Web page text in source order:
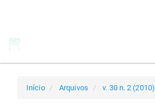
Início Arquivos v. 30 n. 2 (2010)